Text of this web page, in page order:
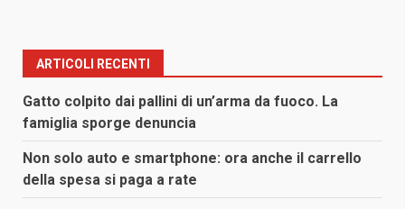
ARTICOLI RECENTI
Gatto colpito dai pallini di un’arma da fuoco. La
famiglia sporge denuncia
Non solo auto e smartphone: ora anche il carrello
della spesa si paga a rate